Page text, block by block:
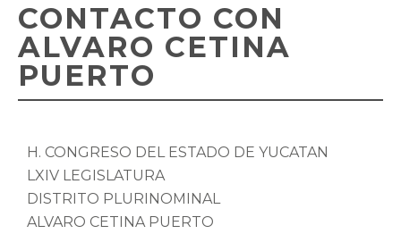
CONTACTO CON
ALVARO CETINA
PUERTO
H. CONGRESO DEL ESTADO DE YUCATÁN
LXIV LEGISLATURA
DISTRITO PLURINOMINAL
ALVARO CETINA PUERTO